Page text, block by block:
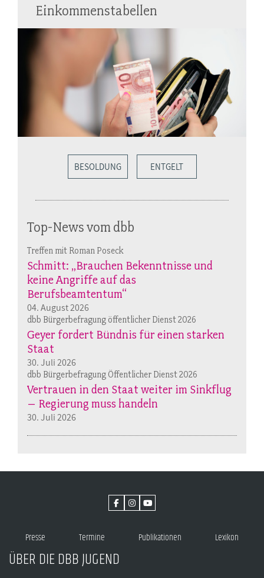
Einkommenstabellen
BESOLDUNG ENTGELT
Top-News vom dbb
Treffen mit Roman Poseck
Schmitt: „Brauchen Bekenntnisse und
keine Angriffe auf das
Berufsbeamtentum“
04. August 2026
dbb Bürgerbefragung öffentlicher Dienst 2026
Geyer fordert Bündnis für einen starken
Staat
30. Juli 2026
dbb Bürgerbefragung Öffentlicher Dienst 2026
Vertrauen in den Staat weiter im Sinkflug
– Regierung muss handeln
30. Juli 2026
Presse Termine Publikationen Lexikon
ÜBER DIE DBB JUGEND